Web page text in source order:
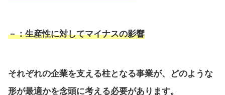
－：生産性に対してマイナスの影響
それぞれの企業を支える柱となる事業が、どのような
形が最適かを念頭に考える必要があります。